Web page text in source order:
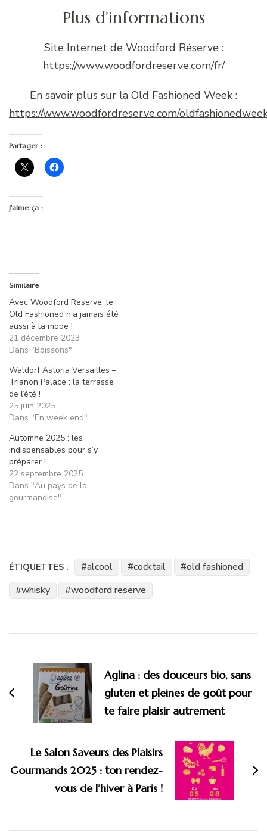
Plus d’informations
Site Internet de Woodford Réserve :
https://www.woodfordreserve.com/fr/
En savoir plus sur la Old Fashioned Week :
https://www.woodfordreserve.com/
Partager :
J’aime ça :
Similaire
Avec Woodford Reserve, le
Old Fashioned n’a jamais été
aussi à la mode !
21 décembre 2023
Dans "Boissons"
Waldorf Astoria Versailles –
Trianon Palace : la terrasse
de l’été !
25 juin 2025
Dans "En week end"
Automne 2025 : les
indispensables pour s’y
préparer !
22 septembre 2025
Dans "Au pays de la
gourmandise"
ÉTIQUETTES : alcool cocktail
old fashioned
whisky
woodford reserve
d'article
Aglina : des douceurs bio, sans
gluten et pleines de goût pour
te faire plaisir autrement
Le Salon Saveurs des Plaisirs
Gourmands 2025 : ton rendez-
vous de l’hiver à Paris !